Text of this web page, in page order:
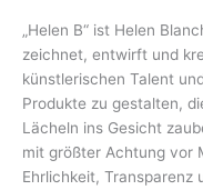
„Helen B“ ist Helen
zeichnet, entwirft und
künstlerischen Talent
Produkte zu gestalten,
Lächeln ins Gesicht
mit größter Achtung vor
Ehrlichkeit, Transparenz